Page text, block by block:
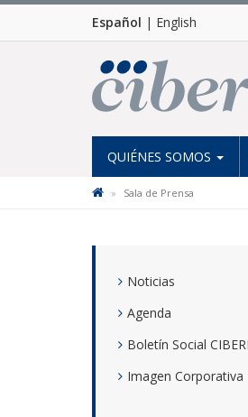
Español | English
QUIÉNES SOMOS
Sala de Prensa
Noticias
Agenda
Boletín Social
Imagen Corporativa